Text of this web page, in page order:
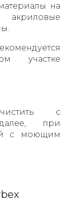
на
акриловые
участке
с
при
с моющим